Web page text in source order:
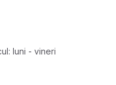
luni - vineri